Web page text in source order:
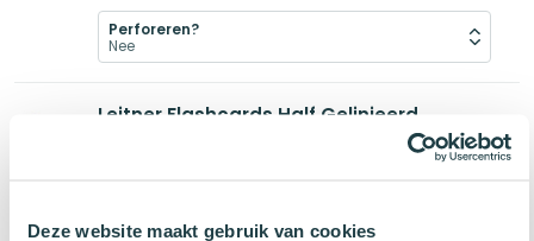
Deze website maakt gebruik van cookies
Perforeren?
Leitner Flashcards Half Gelinieerd